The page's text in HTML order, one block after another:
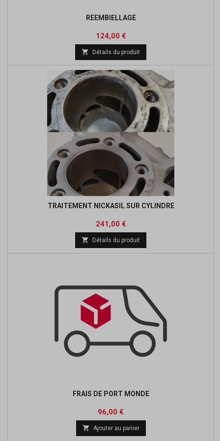
REEMBIELLAGE
Prix
124,00 €
 Détails du produit
TRAITEMENT NICKASIL SUR CYLINDRE
Prix
241,00 €
 Détails du produit
FRAIS DE PORT MONDE
Prix
96,00 €
 Ajouter au panier